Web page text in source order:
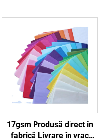
17gsm Produsă direct în
fabrică Livrare în vrac